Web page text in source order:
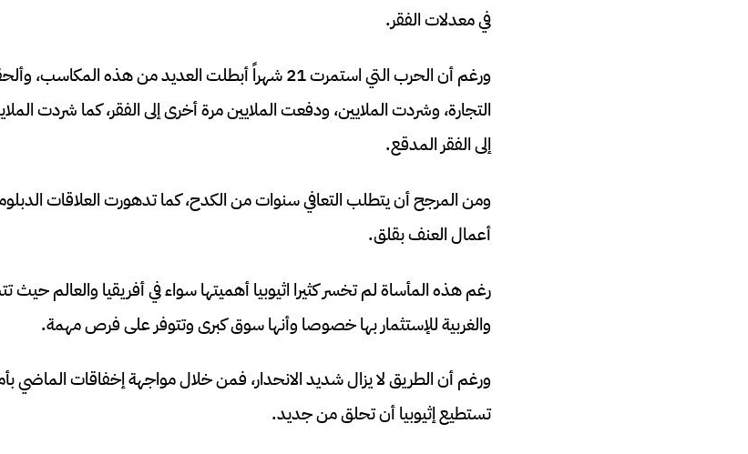
في معدلات الفقر.
ورغم أن الحرب التي استمرت 21 شهراً أبطلت العديد من هذه
التجارة، وشردت الملايين، ودفعت الملايين مرة أخرى إلى الفقر، كما شردت
إلى الفقر المدقع.
ومن المرجح أن يتطلب التعافي سنوات من الكدح، كما تدهورت العلاقات
أعمال العنف بقلق.
رغم هذه المأساة لم تخسر كثيرا اثيوبيا أهميتها سواء في أفريقيا والعالم حيث
والغربية للإستثمار بها خصوصا وأنها سوق كبرى وتتوفر على فرص مهمة.
ورغم أن الطريق لا يزال شديد الانحدار، فمن خلال مواجهة إخفاقات الماضي
تستطيع إثيوبيا أن تحلق من جديد.